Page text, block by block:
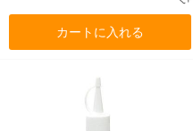
カートに入れる